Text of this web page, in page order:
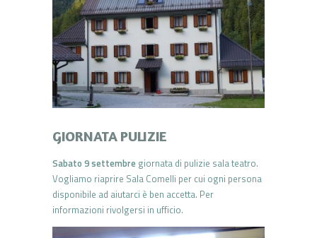
GIORNATA PULIZIE
Sabato 9 settembre giornata di pulizie sala teatro.
Vogliamo riaprire Sala Comelli per cui ogni persona
disponibile ad aiutarci è ben accetta. Per
informazioni rivolgersi in ufficio.